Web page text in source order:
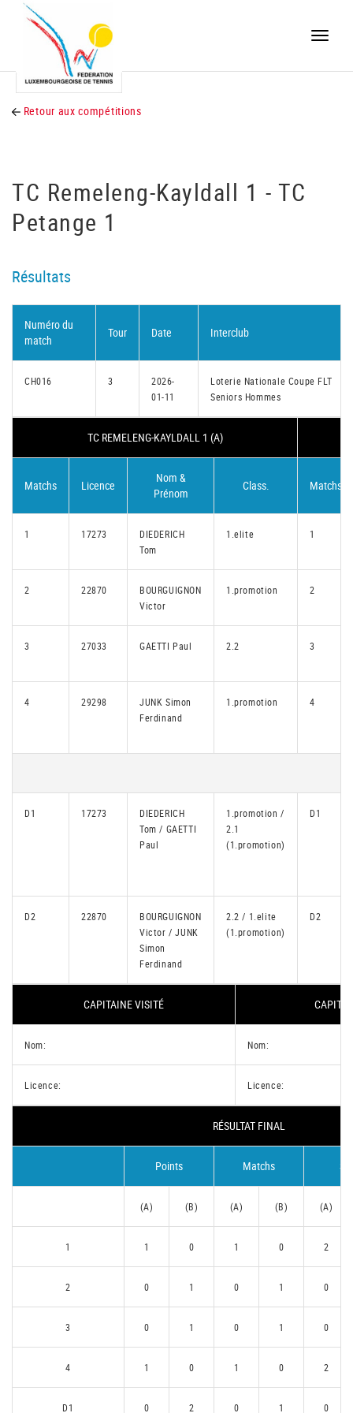
Toggle
Retour aux compétitions
TC Remeleng-Kayldall 1 - TC
Petange 1
Résultats
Numéro du
match
Tour Date Interclub
CH016 3
2026-
01-11
Loterie Nationale Coupe FLT
Seniors Hommes
TC REMELENG-KAYLDALL 1 (A)
Matchs Licence
Nom &
Prénom
Class. Matchs
1 17273
DIEDERICH
Tom
1.elite 1
2 22870
BOURGUIGNON
Victor
1.promotion 2
3 27033 GAETTI Paul 2.2 3
4 29298
JUNK Simon
Ferdinand
1.promotion 4
D1 17273
DIEDERICH
Tom / GAETTI
Paul
1.promotion /
2.1
(1.promotion)
D1
D2 22870
BOURGUIGNON
Victor / JUNK
Simon
Ferdinand
2.2 / 1.elite
(1.promotion)
D2
CAPITAINE VISITÉ
Nom: Nom:
Licence: Licence:
RÉSULTAT FINAL
Points Matchs
(A) (B) (A) (B) (A)
1 1 0 1 0 2
2 0 1 0 1 0
3 0 1 0 1 0
4 1 0 1 0 2
D1 0 2 0 1 0